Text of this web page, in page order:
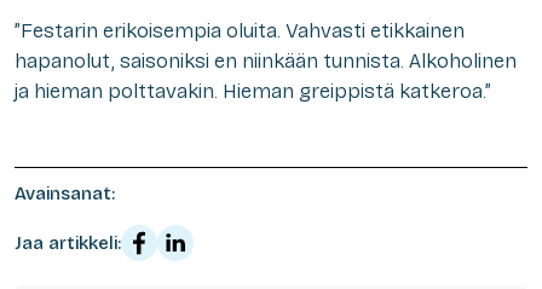
”Festarin erikoisempia oluita. Vahvasti etikkainen
hapanolut, saisoniksi en niinkään tunnista. Alkoholinen
ja hieman polttavakin. Hieman greippistä katkeroa.”
Avainsanat:
Jaa artikkeli: